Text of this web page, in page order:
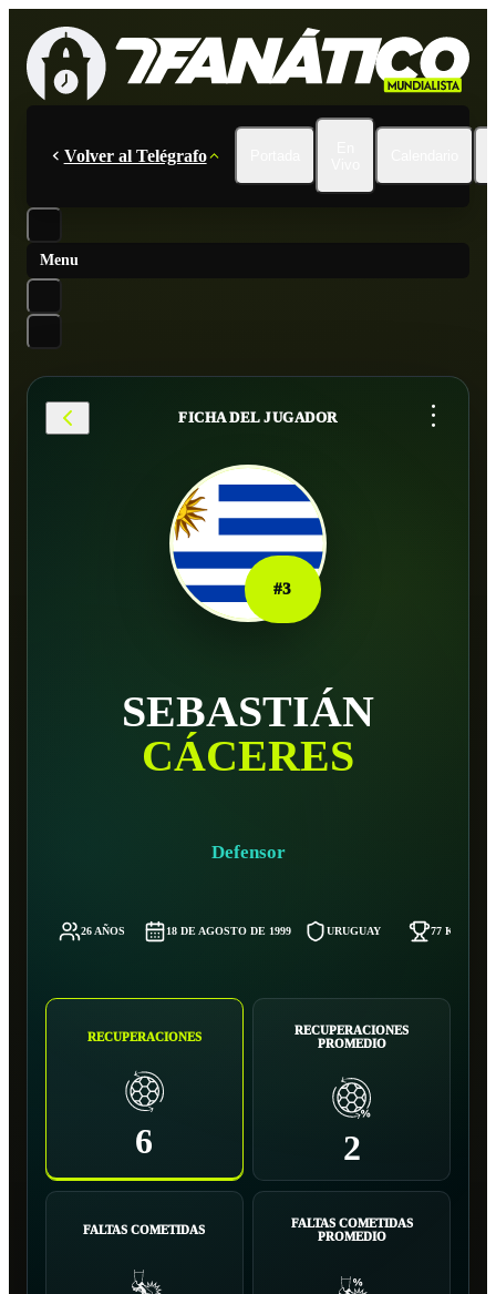
Volver al Telégrafo
Menu
FICHA DEL JUGADOR ...
#3
SEBASTIÁN
CÁCERES
Defensor
26 AÑOS 18 DE AGOSTO DE 1999 URUGUAY 77 KG
RECUPERACIONES
6
RECUPERACIONES
PROMEDIO
2
FALTAS COMETIDAS
FALTAS COMETIDAS
PROMEDIO